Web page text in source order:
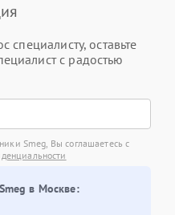
специалисту, оставьте
с радостью
Smeg, Вы соглашаетесь с
в Москве: